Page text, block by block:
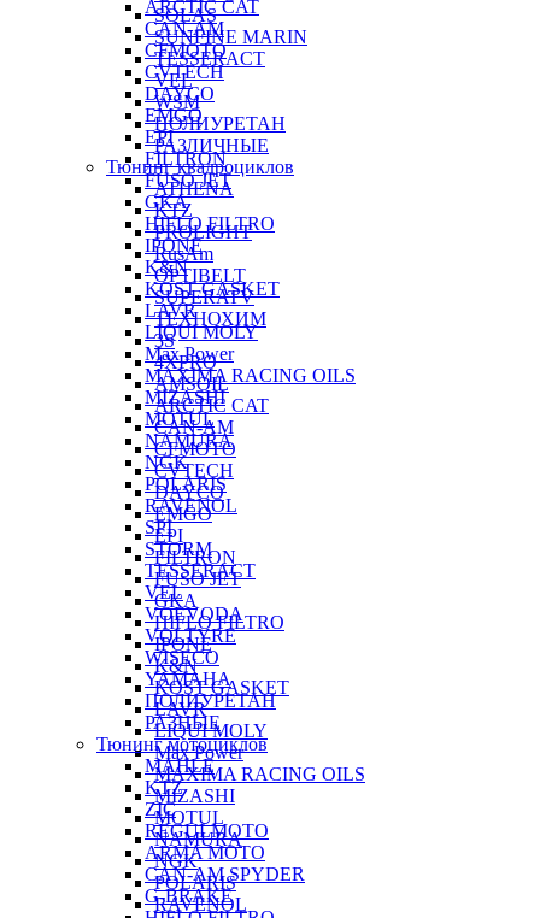
SOLAS
SUNFINE MARIN
TESSERACT
VEL
WSM
ПОЛИУРЕТАН
РАЗЛИЧНЫЕ
Тюнинг квадроциклов
ATHENA
KTZ
PROLIGHT
RusAm
OPTIBELT
SUPERATV
ТЕХНОХИМ
3S
4XPRO
AMSOIL
ARCTIC CAT
CAN-AM
CFMOTO
CVTECH
DAYCO
EMGO
EPI
FILTRON
FUSO JET
GKA
HIFLO FILTRO
IPONE
K&N
KOST GASKET
LAVR
LIQUI MOLY
Max Power
MAXIMA RACING OILS
MIZASHI
MOTUL
NAMURA
NGK
POLARIS
RAVENOL
ARCTIC CAT
CAN-AM
CFMOTO
CVTECH
DAYCO
EMGO
EPI
FILTRON
FUSO JET
GKA
HIFLO FILTRO
IPONE
K&N
KOST GASKET
LAVR
LIQUI MOLY
Max Power
MAXIMA RACING OILS
MIZASHI
MOTUL
NAMURA
NGK
POLARIS
RAVENOL
SPI
STORM
TESSERACT
VEL
VOEVODA
VOLTYRE
WISECO
YAMAHA
ПОЛИУРЕТАН
РАЗНЫЕ
Тюнинг мотоциклов
MAHLE
KTZ
ZIC
REGULMOTO
ARMA MOTO
CAN-AM SPYDER
G-BRAKE